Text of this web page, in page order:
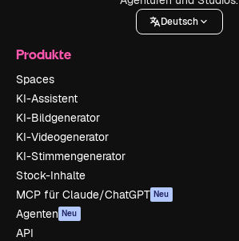
Deutsch
Produkte
Spaces
KI-Assistent
KI-Bildgenerator
KI-Videogenerator
KI-Stimmengenerator
Stock-Inhalte
MCP für Claude/ChatGPT Neu
Agenten Neu
API